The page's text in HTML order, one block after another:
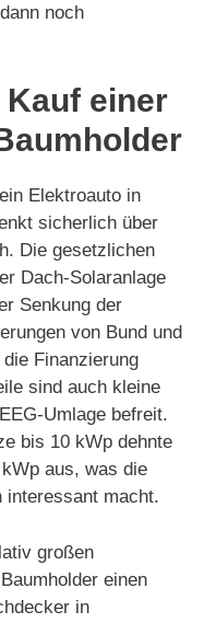
noch
einer
Elektroauto in
sicherlich über
Die gesetzlichen
Dach-Solaranlage
Senkung der
von Bund und
Finanzierung
sind auch kleine
Umlage befreit.
bis 10 kWp dehnte
aus, was die
interessant macht.
großen
einen
in